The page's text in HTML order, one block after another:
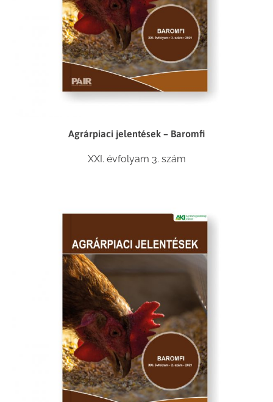
Agrárpiaci jelentések – Baromfi
XXI. évfolyam 3. szám